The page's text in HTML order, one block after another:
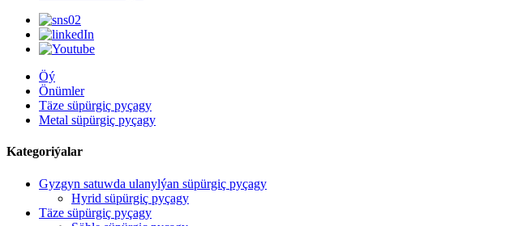
Öý
Önümler
Täze süpürgiç pyçagy
Metal süpürgiç pyçagy
Kategoriýalar
Gyzgyn satuwda ulanylýan süpürgiç pyçagy
Hyrid süpürgiç pyçagy
Täze süpürgiç pyçagy